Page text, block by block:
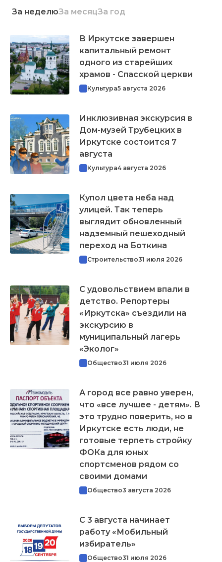
За неделюЗа месяцЗа год
В Иркутске завершен
капитальный ремонт
одного из старейших
храмов - Спасской церкви
Культура5 августа 2026
Инклюзивная экскурсия в
Дом-музей Трубецких в
Иркутске состоится 7
августа
Культура4 августа 2026
Купол цвета неба над
улицей. Так теперь
выглядит обновленный
надземный пешеходный
переход на Боткина
Строительство31 июля 2026
С удовольствием впали в
детство. Репортеры
«Иркутска» съездили на
экскурсию в
муниципальный лагерь
«Эколог»
Общество31 июля 2026
А город все равно уверен,
что «все лучшее - детям». В
это трудно поверить, но в
Иркутске есть люди, не
готовые терпеть стройку
ФОКа для юных
спортсменов рядом со
своими домами
Общество3 августа 2026
С 3 августа начинает
работу «Мобильный
избиратель»
Общество31 июля 2026